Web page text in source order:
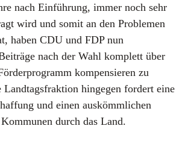
nach Einführung, immer noch sehr
wird und somit an den Problemen
haben CDU und FDP nun
nach der Wahl komplett über
kompensieren zu
hingegen fordert eine
und einen auskömmlichen
durch das Land.